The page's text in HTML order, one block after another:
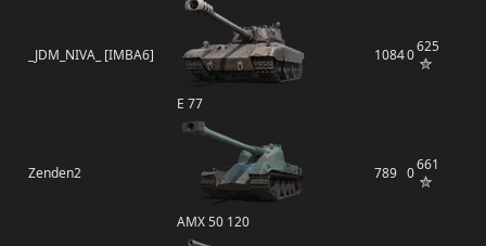
_JDM_NIVA_ [IMBA6]
E 77
10840625
Zenden2
AMX 50 120
789 0661